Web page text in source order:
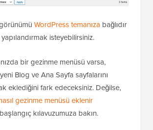
WordPress temanıza bağlıdır
isteyebilirsiniz.
bir gezinme menüsü varsa,
Blog ve Ana Sayfa sayfalarını
eklediğini fark edeceksiniz. Değilse,
gezinme menüsü eklenir
kılavuzumuza bakın.